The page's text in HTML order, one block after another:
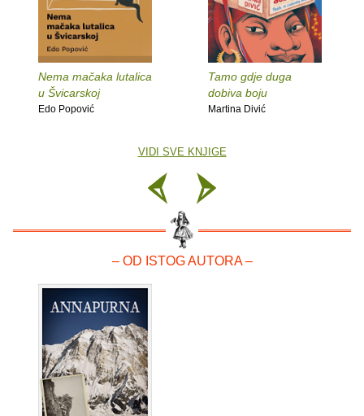
Nema mačaka lutalica
u Švicarskoj
Edo Popović
Tamo gdje duga
dobiva boju
Martina Divić
VIDI SVE KNJIGE
– OD ISTOG AUTORA –